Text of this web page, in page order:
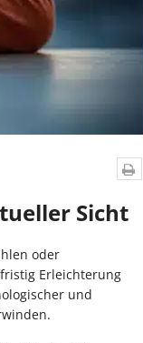
Sicht
oder
Erleichterung
und